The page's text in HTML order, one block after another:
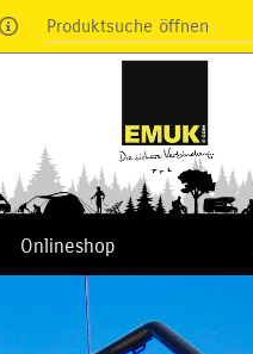
Produktsuche öffnen
Onlineshop